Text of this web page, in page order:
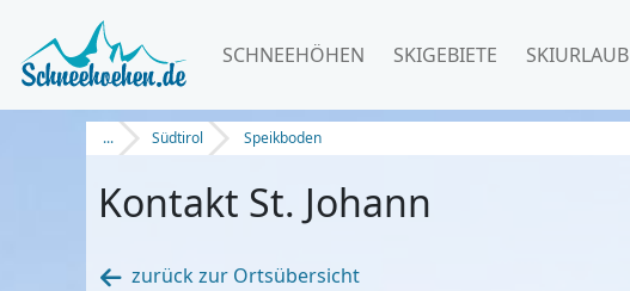
SCHNEEHÖHEN SKIGEBIETE SKIURLAUB
... Südtirol Speikboden
Kontakt St. Johann
zurück zur Ortsübersicht